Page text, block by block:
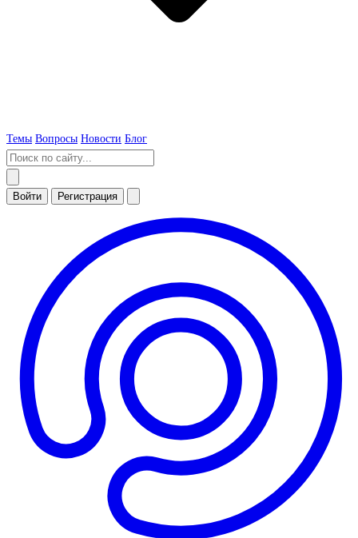
Темы Вопросы Новости Блог
Войти Регистрация